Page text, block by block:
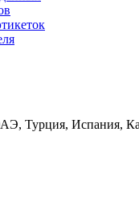
Турция, Испания,